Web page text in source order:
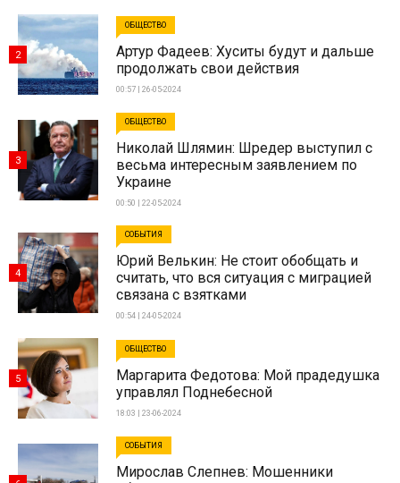
ОБЩЕСТВО
Артур Фадеев: Хуситы будут и дальше
продолжать свои действия
00:57 | 26-05-2024
2
ОБЩЕСТВО
Николай Шлямин: Шредер выступил с
весьма интересным заявлением по
Украине
00:50 | 22-05-2024
3
СОБЫТИЯ
Юрий Велькин: Не стоит обобщать и
считать, что вся ситуация с миграцией
связана с взятками
00:54 | 24-05-2024
4
ОБЩЕСТВО
Маргарита Федотова: Мой прадедушка
управлял Поднебесной
18:03 | 23-06-2024
5
СОБЫТИЯ
Мирослав Слепнев: Мошенники